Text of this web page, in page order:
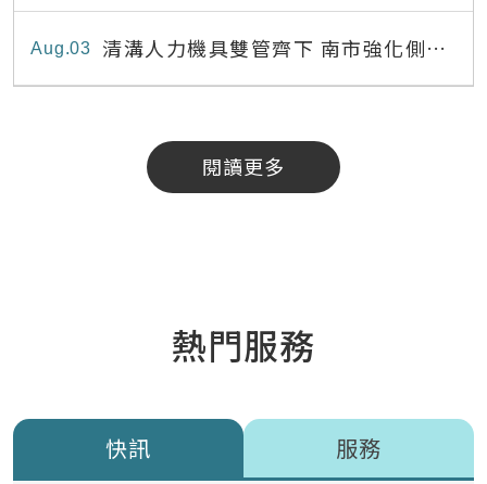
03
Aug
清溝人力機具雙管齊下 南市強化側溝
清疏效能
閱讀更多
熱門服務
快訊 服務